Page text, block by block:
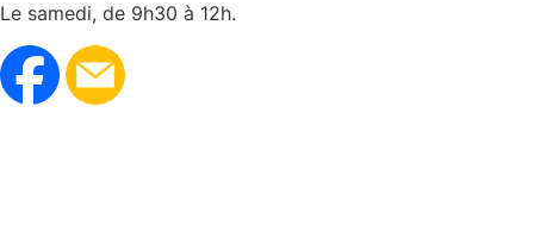
Le samedi, de 9h30 à 12h.